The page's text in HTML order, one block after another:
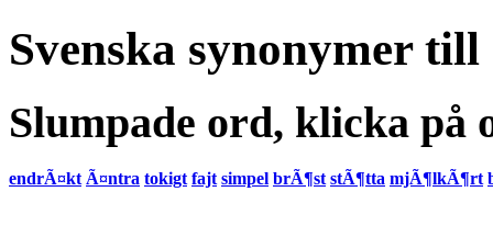
Svenska synonymer
Slumpade ord, klicka på
endrÃ¤kt Ã¤ntra tokigt fajt simpel brÃ¶st stÃ¶tta mjÃ¶lkÃ¶rt